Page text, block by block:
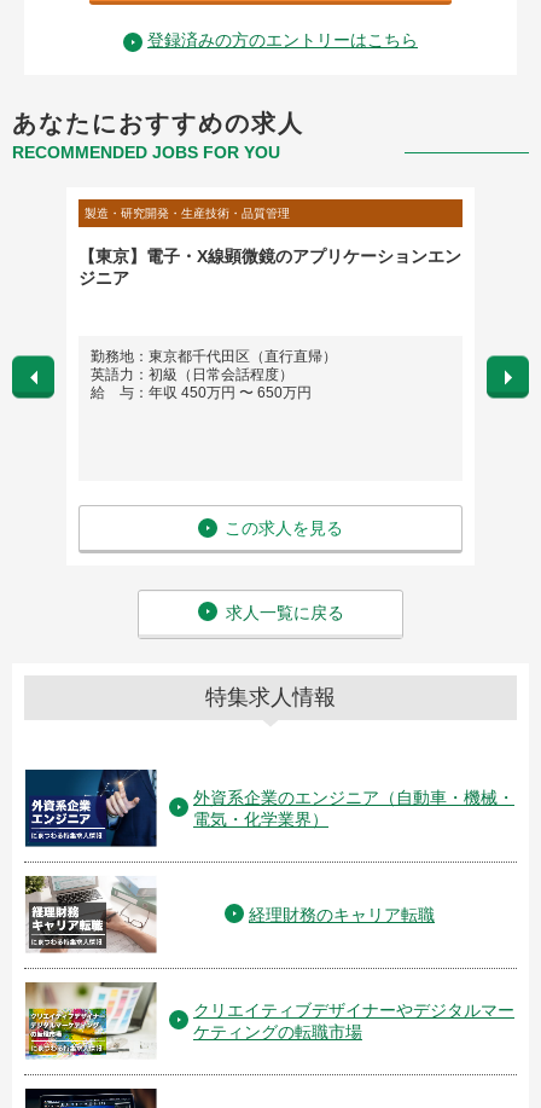
登録済みの方のエントリーはこちら
あなたにおすすめの求人
RECOMMENDED JOBS FOR YOU
製造・研究開発・生産技術・品質管理
【東京】電子・X線顕微鏡のアプリケーションエン
ジニア
勤務地：東京都千代田区（直行直帰）
英語力：初級（日常会話程度）
給 与：年収 450万円 〜 650万円
この求人を見る
勤務
英語
給
求人一覧に戻る
特集求人情報
外資系企業のエンジニア（自動車・機械・
電気・化学業界）
経理財務のキャリア転職
クリエイティブデザイナーやデジタルマー
ケティングの転職市場